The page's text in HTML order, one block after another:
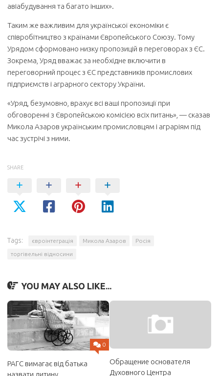
авіабудування та багато інших».
Таким же важливим для української економіки є
співробітництво з країнами Європейського Союзу. Тому
Урядом сформовано низку пропозицій в переговорах з ЄС.
Зокрема, Уряд вважає за необхідне включити в
переговорний процес з ЄС представників промислових
підприємств і аграрного сектору України.
«Уряд, безумовно, врахує всі ваші пропозиції при
обговоренні з Європейською комісією всіх питань», — сказав
Микола Азаров українським промисловцям і аграріям під
час зустрічі з ними.
SHARE
Tags: євроінтеграція Микола Азаров Росія
торгівельні відносини
YOU MAY ALSO LIKE...
0
РАГС вимагає від батька
назвати дитину
Обращение основателя
Духовного Центра